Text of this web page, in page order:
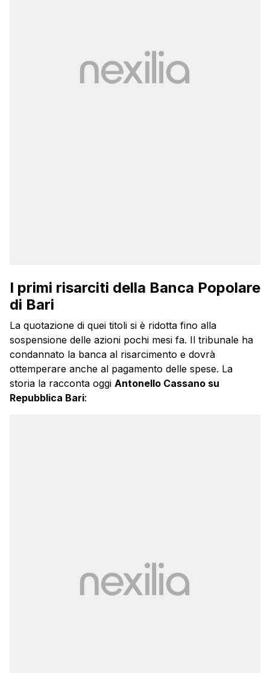
I primi risarciti della Banca Popolare
di Bari
La quotazione di quei titoli si è ridotta fino alla
sospensione delle azioni pochi mesi fa. Il tribunale ha
condannato la banca al risarcimento e dovrà
ottemperare anche al pagamento delle spese. La
storia la racconta oggi Antonello Cassano su
Repubblica Bari: